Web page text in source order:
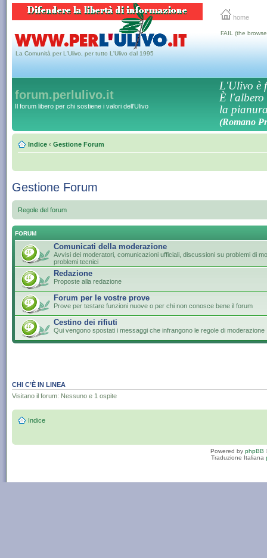
home
La Comunità per L'Ulivo, per tutto L'Ulivo dal 1995
FAIL (the
forum.perlulivo.it
Il forum libero per chi sostiene i valori dell'Ulivo
L'Ulivo è
È l'albero
la
(Romano
Indice ‹ Gestione Forum
Gestione Forum
Regole del forum
FORUM
Comunicati della moderazione
Avvisi dei moderatori, comunicazioni ufficiali, discussioni su problemi di
problemi tecnici
Redazione
Proposte alla redazione
Forum per le vostre prove
Prove per testare funzioni nuove o per chi non conosce bene il forum
Cestino dei rifiuti
Qui vengono spostati i messaggi che infrangono le regole di moderazione
CHI C’È IN LINEA
Visitano il forum: Nessuno e 1 ospite
Indice
Powered by phpBB
Traduzione Italiana